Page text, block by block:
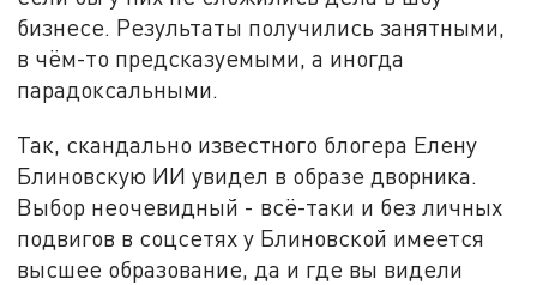
бизнесе. Результаты получились занятными,
в чём-то предсказуемыми, а иногда
парадоксальными.
Так, скандально известного блогера Елену
Блиновскую ИИ увидел в образе дворника.
Выбор неочевидный - всё-таки и без личных
подвигов в соцсетях у Блиновской имеется
высшее образование, да и где вы видели